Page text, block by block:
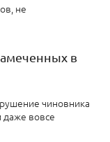
не
в
чиновника
вовсе